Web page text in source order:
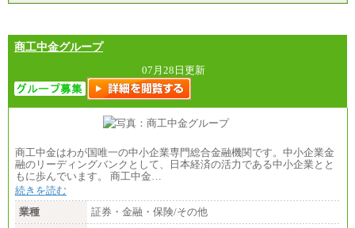
商工中金グループ
07月28日更新
商工中金はわが国唯一の中小企業専門総合金融機関です。中小企業金
融のリーディングバンクとして、日本経済の活力である中小企業とと
もに歩んでいます。 商工中金…
続きを読む
業種
証券・金融・保険/その他